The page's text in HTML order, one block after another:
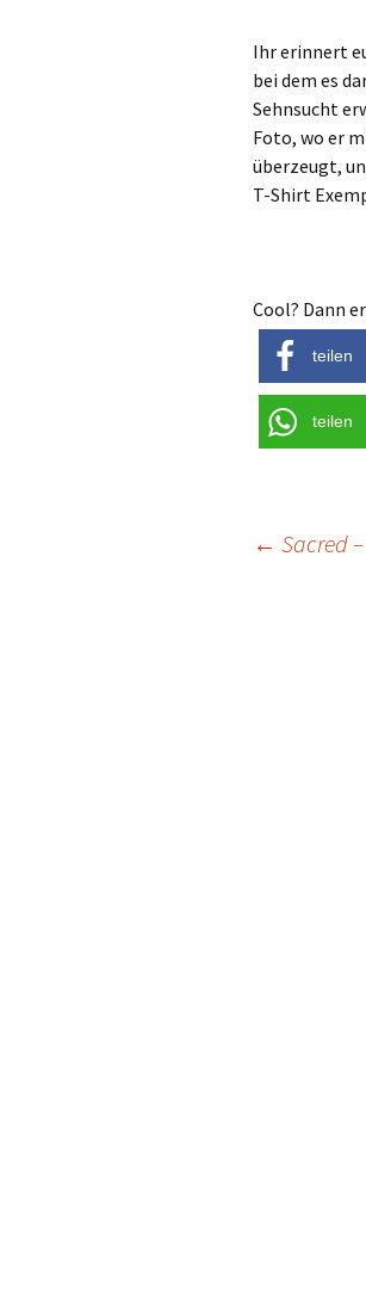
Ihr erinnert
bei dem es
Sehnsucht
Foto, wo er
überzeugt,
T-Shirt
Cool? Dann
teilen
teilen
← Sacred